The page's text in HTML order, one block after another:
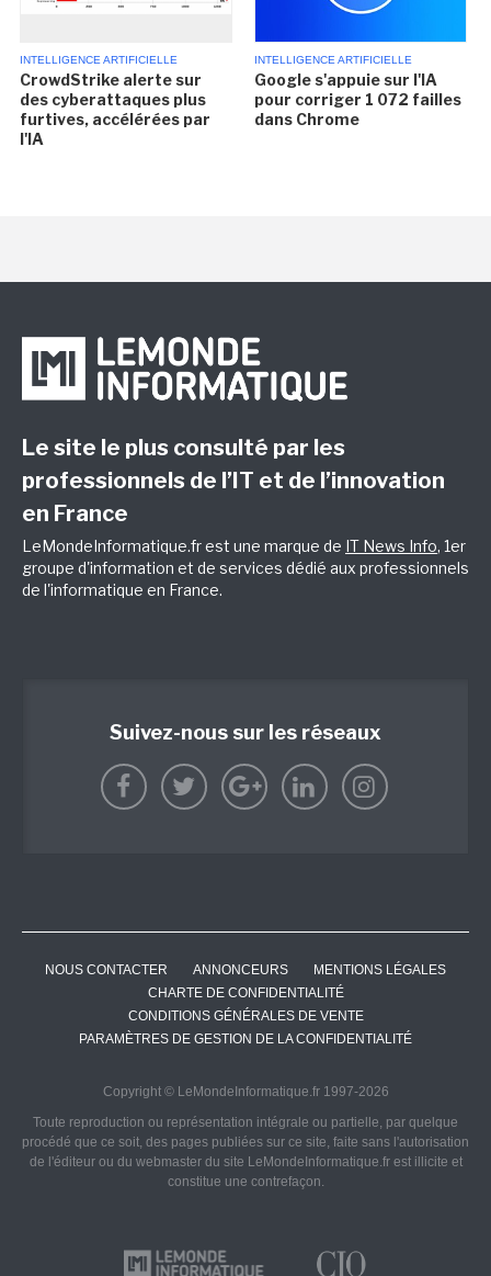
INTELLIGENCE ARTIFICIELLE
CrowdStrike alerte sur
des cyberattaques plus
furtives, accélérées par
l'IA
INTELLIGENCE ARTIFICIELLE
Google s'appuie sur l'IA
pour corriger 1 072 failles
dans Chrome
Le site le plus consulté par les
professionnels de l’IT et de l’innovation
en France
LeMondeInformatique.fr est une marque de IT News Info, 1er
groupe d'information et de services dédié aux professionnels
de l'informatique en France.
Suivez-nous sur les réseaux
NOUS CONTACTER ANNONCEURS
MENTIONS LÉGALES
CHARTE DE CONFIDENTIALITÉ
CONDITIONS GÉNÉRALES DE VENTE
PARAMÈTRES DE GESTION DE LA CONFIDENTIALITÉ
Copyright © LeMondeInformatique.fr 1997-2026
Toute reproduction ou représentation intégrale ou partielle, par quelque
procédé que ce soit, des pages publiées sur ce site, faite sans l'autorisation
de l'éditeur ou du webmaster du site LeMondeInformatique.fr est illicite et
constitue une contrefaçon.